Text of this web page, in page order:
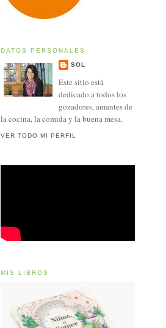
DATOS PERSONALES
SOL
Este sitio está
dedicado a todos los
gozadores, amantes de
la cocina, la comida y la buena mesa.
VER TODO MI PERFIL
MIS LIBROS